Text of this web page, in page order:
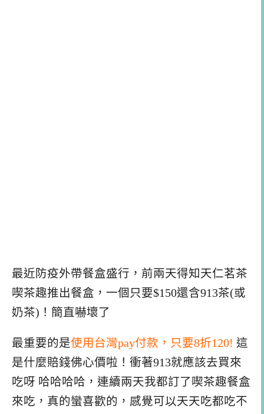
最近防疫外帶餐盒盛行，前兩天得知天仁茗茶
喫茶趣推出餐盒，一個只要$150還含913茶(或
奶茶)！簡直嚇壞了
最重要的是使用台灣pay付款，只要8折120! 這
是什麼賠錢佛心價啦！衝著913就應該去買來
吃呀 哈哈哈哈，連續兩天我都訂了喫茶趣餐盒
來吃，真的蠻喜歡的，感覺可以天天吃都吃不